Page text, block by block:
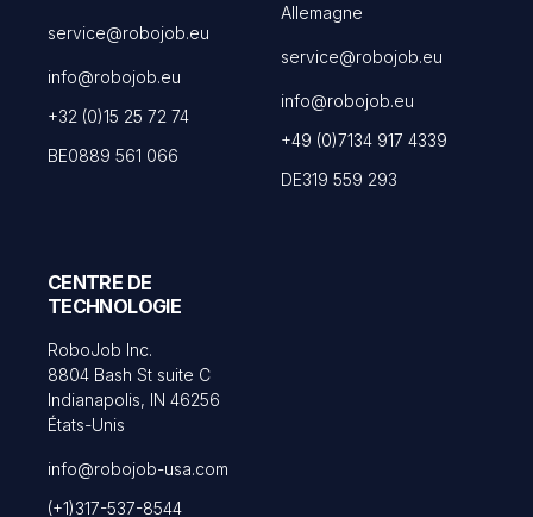
service@robojob.eu
info@robojob.eu
+32 (0)15 25 72 74
BE0889 561 066
Allemagne
service@robojob.eu
info@robojob.eu
+49 (0)7134 917 4339
DE319 559 293
CENTRE DE
TECHNOLOGIE
RoboJob Inc.
8804 Bash St suite C
Indianapolis, IN 46256
États-Unis
info@robojob-usa.com
(+1)317-537-8544